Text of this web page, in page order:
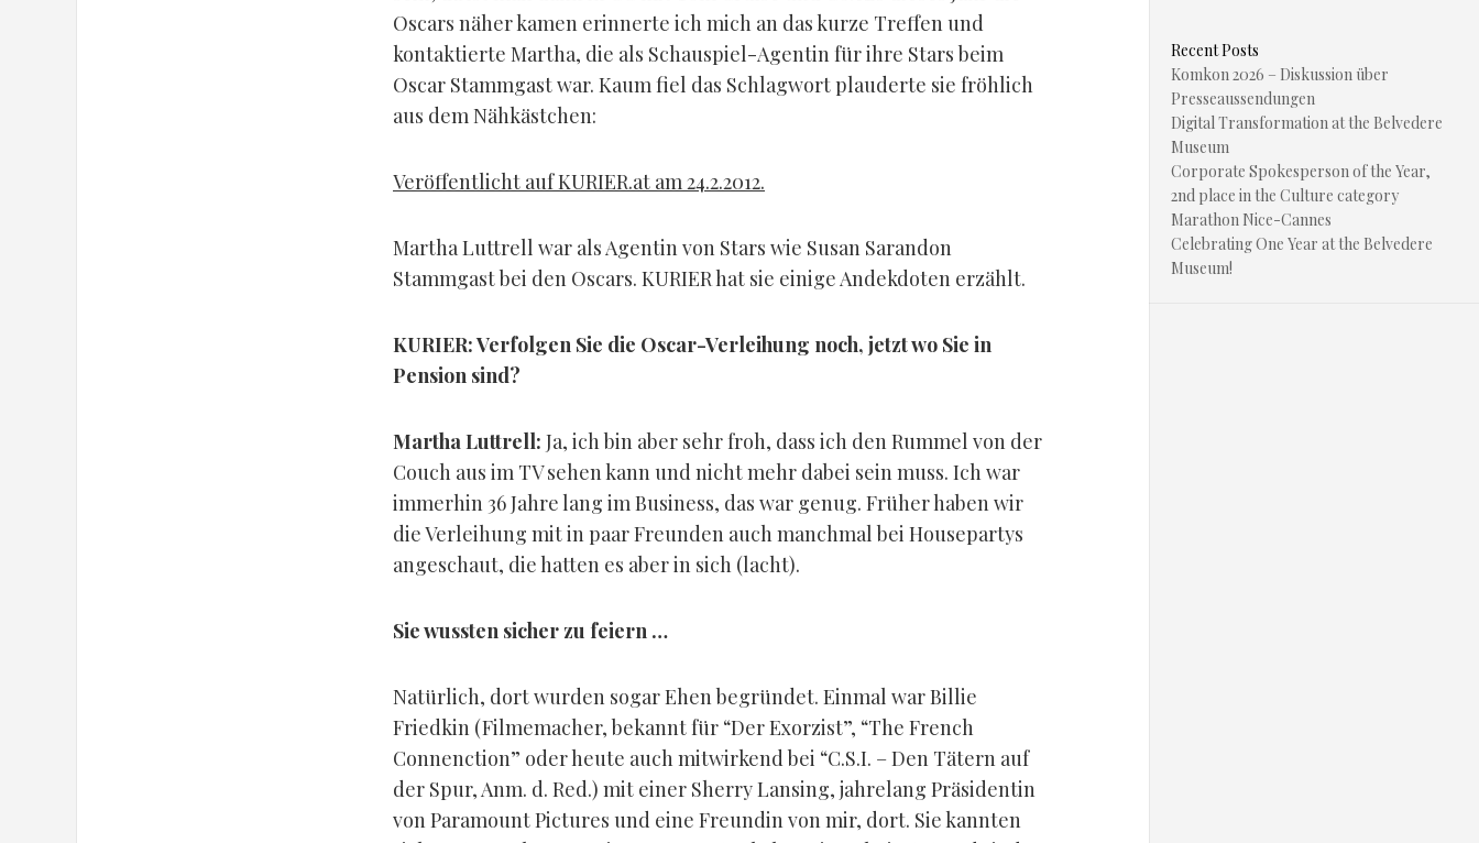
Oscars näher kamen erinnerte ich mich an das kurze Treffen und
kontaktierte Martha, die als Schauspiel-Agentin für ihre Stars beim
Oscar Stammgast war. Kaum fiel das Schlagwort plauderte sie fröhlich
aus dem Nähkästchen:
Veröffentlicht auf KURIER.at am 24.2.2012.
Martha Luttrell war als Agentin von Stars wie Susan Sarandon
Stammgast bei den Oscars. KURIER hat sie einige Andekdoten erzählt.
KURIER: Verfolgen Sie die Oscar-Verleihung noch, jetzt wo Sie in
Pension sind?
Martha Luttrell: Ja, ich bin aber sehr froh, dass ich den Rummel von der
Couch aus im TV sehen kann und nicht mehr dabei sein muss. Ich war
immerhin 36 Jahre lang im Business, das war genug. Früher haben wir
die Verleihung mit in paar Freunden auch manchmal bei Housepartys
angeschaut, die hatten es aber in sich (lacht).
Sie wussten sicher zu feiern …
Natürlich, dort wurden sogar Ehen begründet. Einmal war Billie
Friedkin (Filmemacher, bekannt für “Der Exorzist”, “The French
Connenction” oder heute auch mitwirkend bei “C.S.I. – Den Tätern auf
der Spur, Anm. d. Red.) mit einer Sherry Lansing, jahrelang Präsidentin
von Paramount Pictures und eine Freundin von mir, dort. Sie kannten
Recent Posts
Komkon 2026 – Diskussion über
Presseaussendungen
Digital Transformation at the Belvedere
Museum
Corporate Spokesperson of the Year,
2nd place in the Culture category
Marathon Nice-Cannes
Celebrating One Year at the Belvedere
Museum!